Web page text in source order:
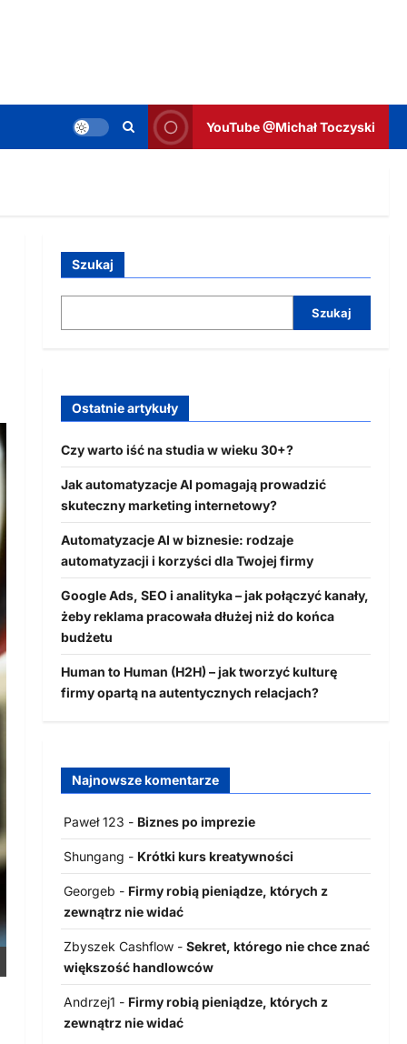
YouTube @Michał Toczyski
Szukaj
Szukaj
Ostatnie artykuły
Czy warto iść na studia w wieku 30+?
Jak automatyzacje AI pomagają prowadzić
skuteczny marketing internetowy?
Automatyzacje AI w biznesie: rodzaje
automatyzacji i korzyści dla Twojej firmy
Google Ads, SEO i analityka – jak połączyć kanały,
żeby reklama pracowała dłużej niż do końca
budżetu
Human to Human (H2H) – jak tworzyć kulturę
firmy opartą na autentycznych relacjach?
Najnowsze komentarze
Paweł 123 - Biznes po imprezie
Shungang - Krótki kurs kreatywności
Georgeb - Firmy robią pieniądze, których z
zewnątrz nie widać
Zbyszek Cashflow- Sekret, którego nie chce znać
większość handlowców
Andrzej1 - Firmy robią pieniądze, których z
zewnątrz nie widać